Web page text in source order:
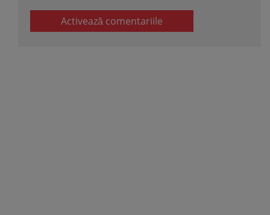
Activează comentariile